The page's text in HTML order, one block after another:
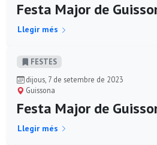
Festa Major de
Llegir més
FESTES
dijous, 7 de setembre de 2023
Guissona
Festa Major de
Llegir més